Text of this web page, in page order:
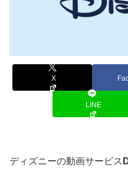
X
LINE
ディズニーの動画サービス